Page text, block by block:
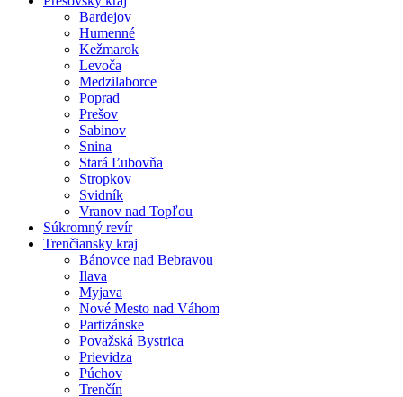
Bardejov
Humenné
Kežmarok
Levoča
Medzilaborce
Poprad
Prešov
Sabinov
Snina
Stará Ľubovňa
Stropkov
Svidník
Vranov nad Topľou
Súkromný revír
Trenčiansky kraj
Bánovce nad Bebravou
Ilava
Myjava
Nové Mesto nad Váhom
Partizánske
Považská Bystrica
Prievidza
Púchov
Trenčín